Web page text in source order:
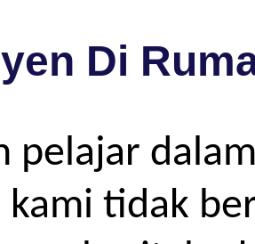
Di
pelajar
tidak